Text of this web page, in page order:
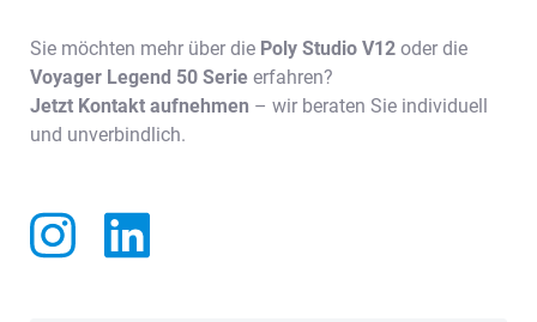
Sie möchten mehr über die Poly Studio V12 oder die
Voyager Legend 50 Serie erfahren?
Jetzt Kontakt aufnehmen – wir beraten Sie individuell
und unverbindlich.